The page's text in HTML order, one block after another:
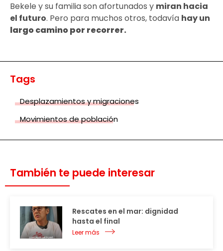
Bekele y su familia son afortunados y miran hacia
el futuro. Pero para muchos otros, todavía hay un
largo camino por recorrer.
Tags
Desplazamientos y migraciones
Movimientos de población
También te puede interesar
Rescates en el mar: dignidad
hasta el final
Leer más